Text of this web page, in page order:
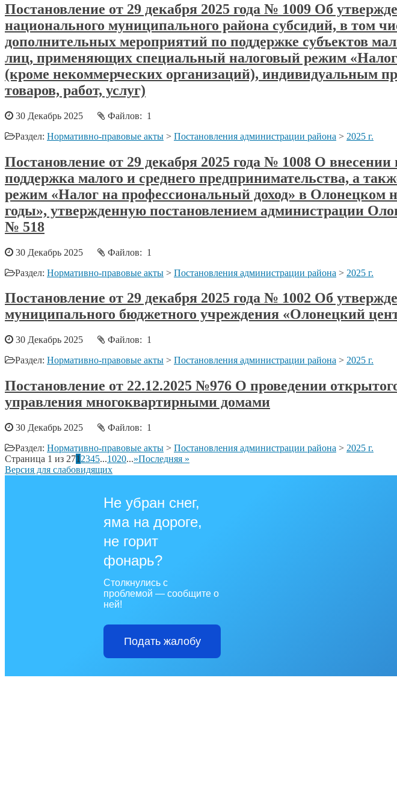
Постановление от 29 декабря 2025 года № 1009 Об
национального муниципального района субсидий, в том
дополнительных мероприятий по поддержке субъектов
лиц, применяющих специальный налоговый режим
(кроме некоммерческих организаций), индивидуальным
товаров, работ, услуг)
30 Декабрь 2025
Файлов: 1
Раздел: Нормативно-правовые акты > Постановления администрации района > 2025 г.
Постановление от 29 декабря 2025 года № 1008 О
поддержка малого и среднего предпринимательства, а
режим «Налог на профессиональный доход» в Олонецком
годы», утвержденную постановлением администрации
№ 518
30 Декабрь 2025
Файлов: 1
Раздел: Нормативно-правовые акты > Постановления администрации района > 2025 г.
Постановление от 29 декабря 2025 года № 1002 Об
муниципального бюджетного учреждения «Олонецкий
30 Декабрь 2025
Файлов: 1
Раздел: Нормативно-правовые акты > Постановления администрации района > 2025 г.
Постановление от 22.12.2025 №976 О проведении
управления многоквартирными домами
30 Декабрь 2025
Файлов: 1
Раздел: Нормативно-правовые акты > Постановления администрации района > 2025 г.
Страница 1 из 271 2345...1020...»Последняя »
Версия для слабовидящих
Не убран снег,
яма на дороге,
не горит
фонарь?
Столкнулись с
проблемой — сообщите о
ней!
Подать жалобу